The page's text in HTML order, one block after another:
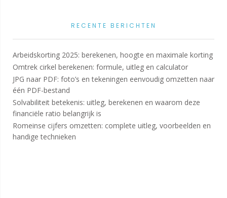
RECENTE BERICHTEN
Arbeidskorting 2025: berekenen, hoogte en maximale korting
Omtrek cirkel berekenen: formule, uitleg en calculator
JPG naar PDF: foto’s en tekeningen eenvoudig omzetten naar
één PDF-bestand
Solvabiliteit betekenis: uitleg, berekenen en waarom deze
financiële ratio belangrijk is
Romeinse cijfers omzetten: complete uitleg, voorbeelden en
handige technieken